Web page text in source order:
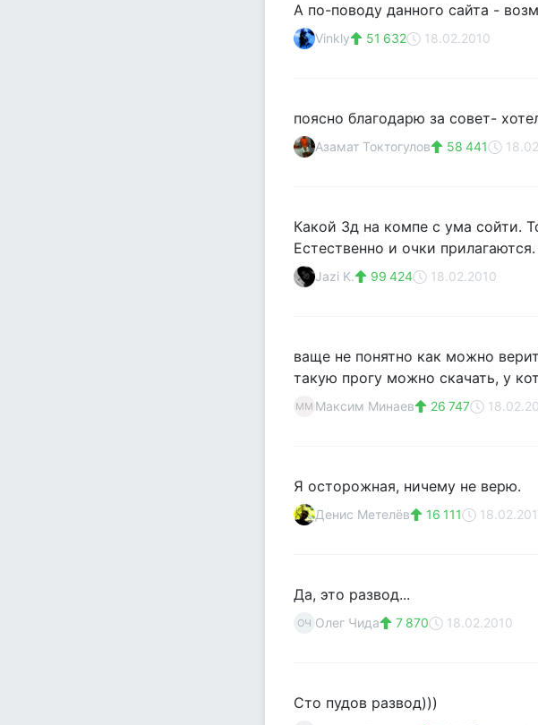
А по-поводу данного сайта -
Vinkly 51 632 18.02.2010
поясно благодарю за совет-
Азамат Токтогулов 58 441
Какой 3д на компе с ума сойти.
Естественно и очки
Jazi K. 99 424 18.02.2010
ваще не понятно как можно
такую прогу можно скачать, у
ММ Максим Минаев 26 747
Я осторожная, ничему не верю.
Денис Метелёв 16 111
Да, это развод...
ОЧ Олег Чида 7 870 18.02.2010
Сто пудов развод)))